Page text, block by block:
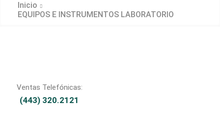
Inicio
EQUIPOS E INSTRUMENTOS LABORATORIO
Ventas Telefónicas:
(443) 320.2121